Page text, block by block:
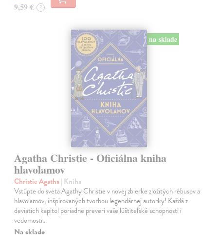
9,59 € ?
na sklade
Agatha Christie - Oficiálna kniha
hlavolamov
Christie Agatha| Kniha
Vstúpte do sveta Agathy Christie v novej zbierke zložitých rébusov a
hlavolamov, inšpirovaných tvorbou legendárnej autorky! Každá z
deviatich kapitol poriadne preverí vaše lúštiteľské schopnosti i
vedomosti…
Na sklade